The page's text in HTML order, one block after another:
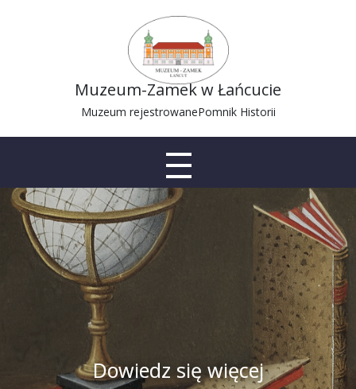
Muzeum-Zamek w Łańcucie
Muzeum rejestrowanePomnik Historii
Dowiedz się więcej